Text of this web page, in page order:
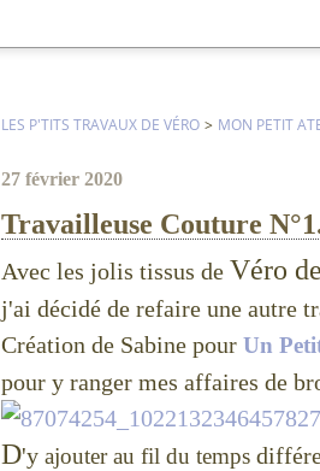
LES P'TITS TRAVAUX DE VÉRO > MON PETIT
27 février 2020
Travailleuse Couture
Avec les jolis tissus de Véro de
j'ai décidé de refaire une autre
Création de Sabine pour Un
pour y ranger mes affaires de
D'y ajouter au fil du temps